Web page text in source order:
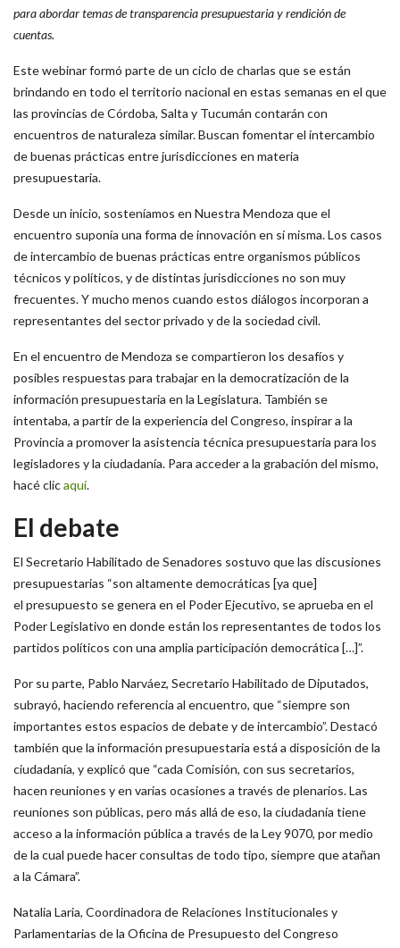
para abordar temas de transparencia presupuestaria y rendición de
cuentas.
Este webinar formó parte de un ciclo de charlas que se están
brindando en todo el territorio nacional en estas semanas en el que
las provincias de Córdoba, Salta y Tucumán contarán con
encuentros de naturaleza similar. Buscan fomentar el intercambio
de buenas prácticas entre jurisdicciones en materia
presupuestaria.
Desde un inicio, sosteníamos en Nuestra Mendoza que el
encuentro suponía una forma de innovación en sí misma. Los casos
de intercambio de buenas prácticas entre organismos públicos
técnicos y políticos, y de distintas jurisdicciones no son muy
frecuentes. Y mucho menos cuando estos diálogos incorporan a
representantes del sector privado y de la sociedad civil.
En el encuentro de Mendoza se compartieron los desafíos y
posibles respuestas para trabajar en la democratización de la
información presupuestaria en la Legislatura. También se
intentaba, a partir de la experiencia del Congreso, inspirar a la
Provincia a promover la asistencia técnica presupuestaria para los
legisladores y la ciudadanía. Para acceder a la grabación del mismo,
hacé clicaquí.
El debate
El Secretario Habilitado de Senadores sostuvo que las discusiones
presupuestarias “son altamente democráticas [ya que]
el presupuesto se genera en el Poder Ejecutivo, se aprueba en el
Poder Legislativo en donde están los representantes de todos los
partidos políticos con una amplia participación democrática […]”.
Por su parte, Pablo Narváez, Secretario Habilitado de Diputados,
subrayó, haciendo referencia al encuentro, que “siempre son
importantes estos espacios de debate y de intercambio”. Destacó
también que la información presupuestaria está a disposición de la
ciudadanía, y explicó que “cada Comisión, con sus secretarios,
hacen reuniones y en varias ocasiones a través de plenarios. Las
reuniones son públicas, pero más allá de eso, la ciudadanía tiene
acceso a la información pública a través de la Ley 9070, por medio
de la cual puede hacer consultas de todo tipo, siempre que atañan
a la Cámara”.
Natalia Laria, Coordinadora de Relaciones Institucionales y
Parlamentarias de la Oficina de Presupuesto del Congreso